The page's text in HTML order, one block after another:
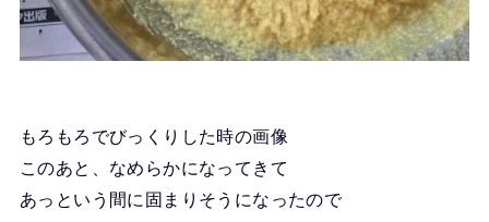
もろもろでびっくりした時の画像
このあと、なめらかになってきて
あっという間に固まりそうになったので